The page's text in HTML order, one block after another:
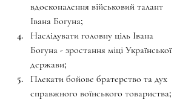
вдосконалення військовий талант
Івана Богуна;
﻿﻿﻿Наслідувати головну ціль Івана
Богуна - зростання міці Української
держави;
﻿﻿﻿Плекати бойове братерство та дух
справжного воїнського товариства;